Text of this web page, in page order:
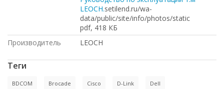
LEOCH.setilend.ru/wa-
data/public/site/info/photos/static
pdf, 418 КБ
Производитель
LEOCH
Теги
BDCOM Brocade Cisco D-Link Dell